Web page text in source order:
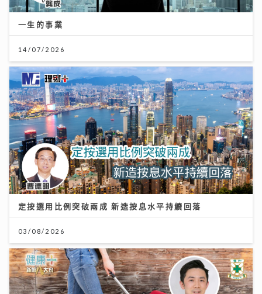
一生的事業
14/07/2026
定按選用比例突破兩成 新造按息水平持續回落
03/08/2026